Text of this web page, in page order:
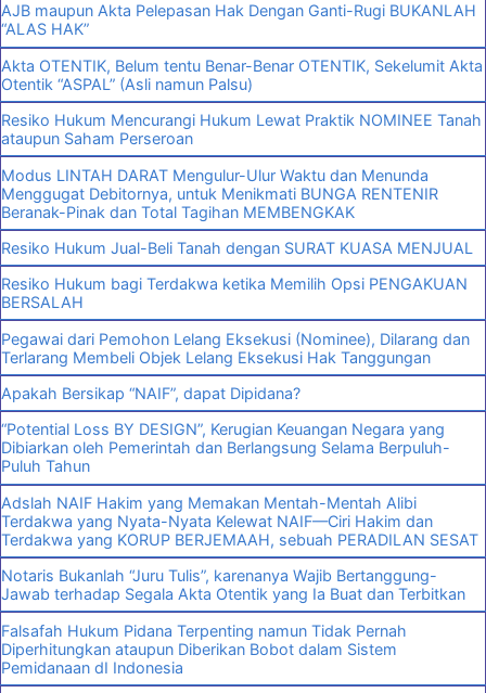
AJB maupun Akta Pelepasan Hak Dengan Ganti-Rugi BUKANLAH
“ALAS HAK”
Akta OTENTIK, Belum tentu Benar-Benar OTENTIK, Sekelumit Akta
Otentik “ASPAL” (Asli namun Palsu)
Resiko Hukum Mencurangi Hukum Lewat Praktik NOMINEE Tanah
ataupun Saham Perseroan
Modus LINTAH DARAT Mengulur-Ulur Waktu dan Menunda
Menggugat Debitornya, untuk Menikmati BUNGA RENTENIR
Beranak-Pinak dan Total Tagihan MEMBENGKAK
Resiko Hukum Jual-Beli Tanah dengan SURAT KUASA MENJUAL
Resiko Hukum bagi Terdakwa ketika Memilih Opsi PENGAKUAN
BERSALAH
Pegawai dari Pemohon Lelang Eksekusi (Nominee), Dilarang dan
Terlarang Membeli Objek Lelang Eksekusi Hak Tanggungan
Apakah Bersikap “NAIF”, dapat Dipidana?
“Potential Loss BY DESIGN”, Kerugian Keuangan Negara yang
Dibiarkan oleh Pemerintah dan Berlangsung Selama Berpuluh-
Puluh Tahun
Adslah NAIF Hakim yang Memakan Mentah-Mentah Alibi
Terdakwa yang Nyata-Nyata Kelewat NAIF—Ciri Hakim dan
Terdakwa yang KORUP BERJEMAAH, sebuah PERADILAN SESAT
Notaris Bukanlah “Juru Tulis”, karenanya Wajib Bertanggung-
Jawab terhadap Segala Akta Otentik yang Ia Buat dan Terbitkan
Falsafah Hukum Pidana Terpenting namun Tidak Pernah
Diperhitungkan ataupun Diberikan Bobot dalam Sistem
Pemidanaan dI Indonesia